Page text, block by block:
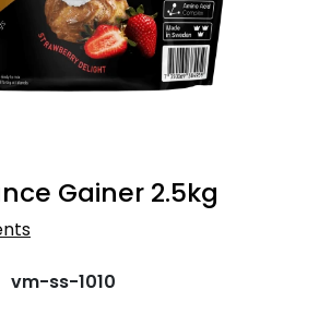
Gainer 2.5kg
vm-ss-1010